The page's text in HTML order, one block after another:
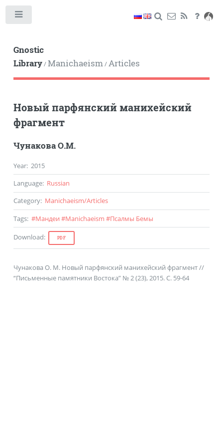
Gnostic
Library/Manichaeism/Articles
Новый парфянский манихейский
фрагмент
Чунакова О.М.
Year: 2015
Language: Russian
Category: Manichaeism/Articles
Tags: #Мандеи #Manichaeism #Псалмы Бемы
Download: PDF
Чунакова О. М. Новый парфянский манихейский фрагмент //
“Письменные памятники Востока” № 2 (23), 2015. С. 59-64